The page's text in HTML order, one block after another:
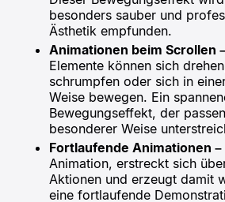
besonders sauber und
Ästhetik empfunden.
Animationen beim Scrollen
Elemente können sich
schrumpfen oder sich in
Weise bewegen. Ein
Bewegungseffekt, der
besonderer Weise
Fortlaufende Animationen –
Animation, erstreckt sich
Aktionen und erzeugt damit
eine fortlaufende